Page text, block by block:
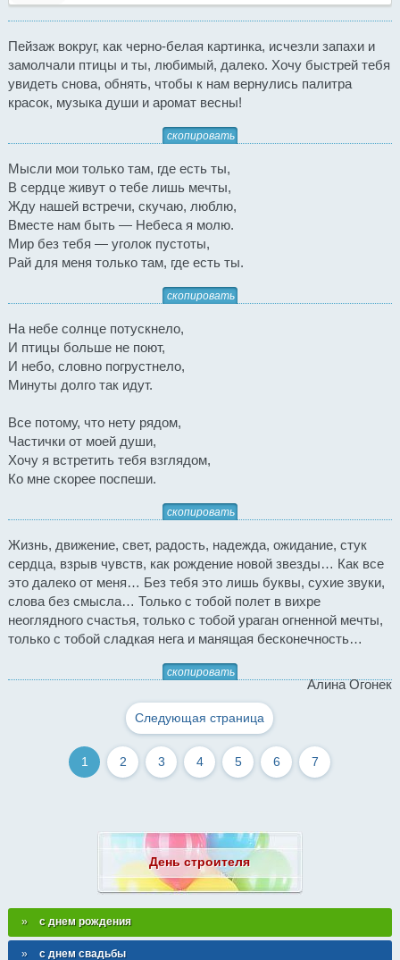
Пейзаж вокруг, как черно-белая картинка, исчезли запахи и
замолчали птицы и ты, любимый, далеко. Хочу быстрей тебя
увидеть снова, обнять, чтобы к нам вернулись палитра
красок, музыка души и аромат весны!
скопировать
Мысли мои только там, где есть ты,
В сердце живут о тебе лишь мечты,
Жду нашей встречи, скучаю, люблю,
Вместе нам быть — Небеса я молю.
Мир без тебя — уголок пустоты,
Рай для меня только там, где есть ты.
скопировать
На небе солнце потускнело,
И птицы больше не поют,
И небо, словно погрустнело,
Минуты долго так идут.
Все потому, что нету рядом,
Частички от моей души,
Хочу я встретить тебя взглядом,
Ко мне скорее поспеши.
скопировать
Жизнь, движение, свет, радость, надежда, ожидание, стук
сердца, взрыв чувств, как рождение новой звезды… Как все
это далеко от меня… Без тебя это лишь буквы, сухие звуки,
слова без смысла… Только с тобой полет в вихре
неоглядного счастья, только с тобой ураган огненной мечты,
только с тобой сладкая нега и манящая бесконечность…
скопировать
Алина Огонек
Следующая страница
1 2 3 4 5 6 7
День строителя
с днем рождения
с днем свадьбы